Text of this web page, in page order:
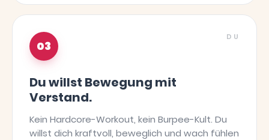
03
DU
Du willst Bewegung mit
Verstand.
Kein Hardcore-Workout, kein Burpee-Kult. Du
willst dich kraftvoll, beweglich und wach fühlen